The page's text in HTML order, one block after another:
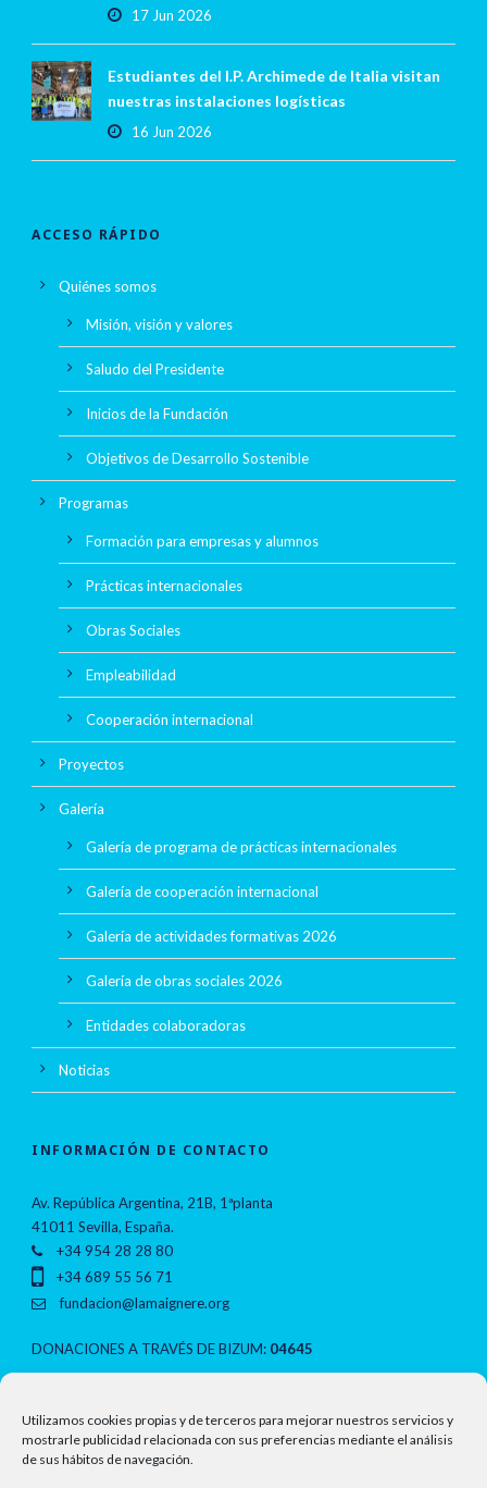
Utilizamos cookies propias y de terceros para mejorar nuestros servicios y
mostrarle publicidad relacionada con sus preferencias mediante el análisis
de sus hábitos de navegación.
17 Jun 2026
Estudiantes del I.P. Archimede de Italia visitan
nuestras instalaciones logísticas
16 Jun 2026
ACCESO RÁPIDO
Quiénes somos
Misión, visión y valores
Saludo del Presidente
Inicios de la Fundación
Objetivos de Desarrollo Sostenible
Programas
Formación para empresas y alumnos
Prácticas internacionales
Obras Sociales
Empleabilidad
Cooperación internacional
Proyectos
Galería
Galería de programa de prácticas internacionales
Galería de cooperación internacional
Galería de actividades formativas 2026
Galería de obras sociales 2026
Entidades colaboradoras
Noticias
INFORMACIÓN DE CONTACTO
Av. República Argentina, 21B, 1ªplanta
41011 Sevilla, España.
+34 954 28 28 80
+34 689 55 56 71
fundacion@lamaignere.org
DONACIONES A TRAVÉS DE BIZUM: 04645
NOTAS LEGALES
Política de privacidad